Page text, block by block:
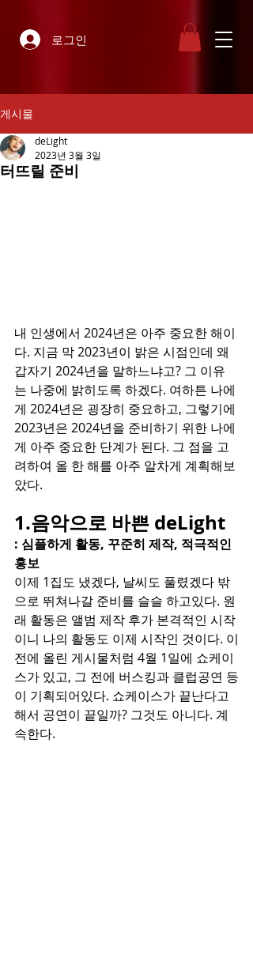
로그인
게시물
터뜨릴 준비
deLight
2023년 3월 3일
내 인생에서 2024년은 아주 중요한 해이
다. 지금 막 2023년이 밝은 시점인데 왜
갑자기 2024년을 말하느냐고? 그 이유
는 나중에 밝히도록 하겠다. 여하튼 나에
게 2024년은 굉장히 중요하고, 그렇기에
2023년은 2024년을 준비하기 위한 나에
게 아주 중요한 단계가 된다. 그 점을 고
려하여 올 한 해를 아주 알차게 계획해보
았다.
1.음악으로 바쁜 deLight
: 심플하게 활동, 꾸준히 제작, 적극적인
홍보
이제 1집도 냈겠다, 날씨도 풀렸겠다 밖
으로 뛰쳐나갈 준비를 슬슬 하고있다. 원
래 활동은 앨범 제작 후가 본격적인 시작
이니 나의 활동도 이제 시작인 것이다. 이
전에 올린 게시물처럼 4월 1일에 쇼케이
스가 있고, 그 전에 버스킹과 클럽공연 등
이 기획되어있다. 쇼케이스가 끝난다고
해서 공연이 끝일까? 그것도 아니다. 계
속한다.